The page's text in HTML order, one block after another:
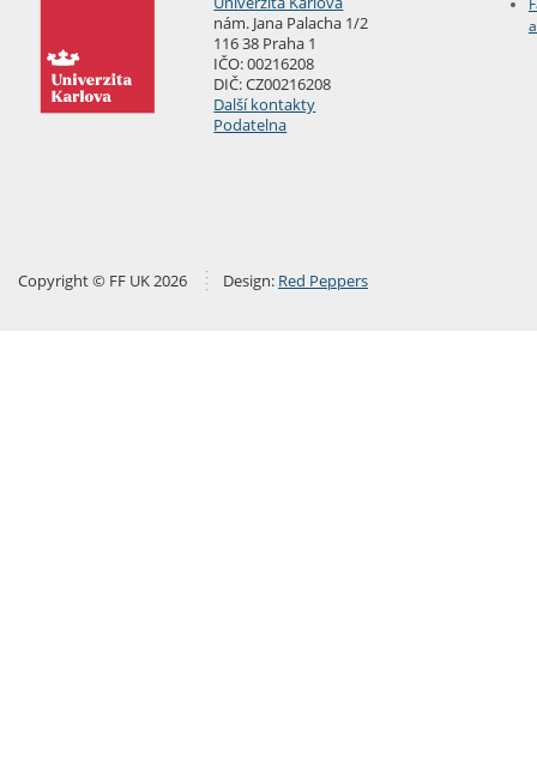
nám. Jana Palacha 1/2
116 38 Praha 1
IČO: 00216208
DIČ: CZ00216208
Další kontakty
Podatelna
Copyright © FF UK 2026 Design: Red Peppers